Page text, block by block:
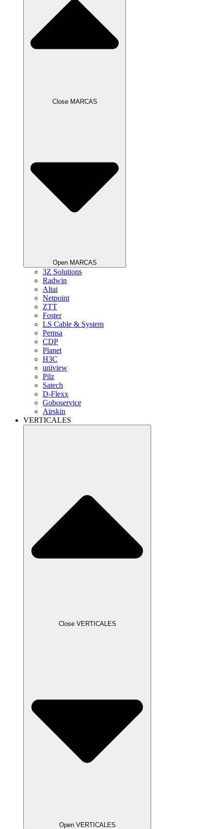
Close MARCAS
Open MARCAS
3Z Solutions
Radwin
Altai
Netpoint
ZTT
Foster
LS Cable & System
Pemsa
CDP
Planet
H3C
uniview
Pilz
Satech
D-Flexx
Goboservice
Airskin
VERTICALES
Close VERTICALES
Open VERTICALES